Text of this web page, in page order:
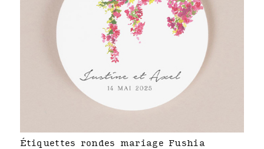
Étiquettes rondes mariage Fushia